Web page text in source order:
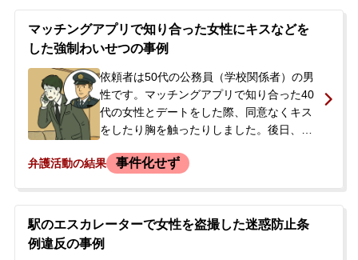
解決実績
ご依頼者からのお手紙
無料相談の口コミ評判
刑事事件データベース
た。その後、検察官からの連絡を待つよう
に言われている状況でした。依頼者には同
種の前歴がありましたが、病気の治療中で
あることや、親族に公的な職務に就いてい
る者がいるため迷惑をかけたくないという
理由から、何としても不起訴処分を獲得し
たいと望み、当事務所に相談されました。
マッチングアプリで知り合った女性にキスなどを
した強制わいせつの事例
依頼者は50代の公務員（学校関係者）の男
性です。マッチングアプリで知り合った40
代の女性とデートをした際、同意なくキス
をしたり胸を触ったりしました。後日、女
る」との連絡を受けました。依頼者は公務
届を出される前に穏便に解決したいと考
え、当事務所へ相談に来られました。相談
時は警察がまだ介入していない段階でし
弁護活動の結果 事件化せず
駅のエスカレーターで女性を盗撮した迷惑防止条
例違反の事例